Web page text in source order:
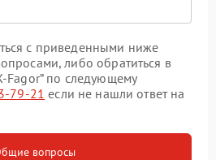
с приведенными ниже
либо обратиться в
Fagor” по следующему
79-21 если не нашли ответ на
вопросы